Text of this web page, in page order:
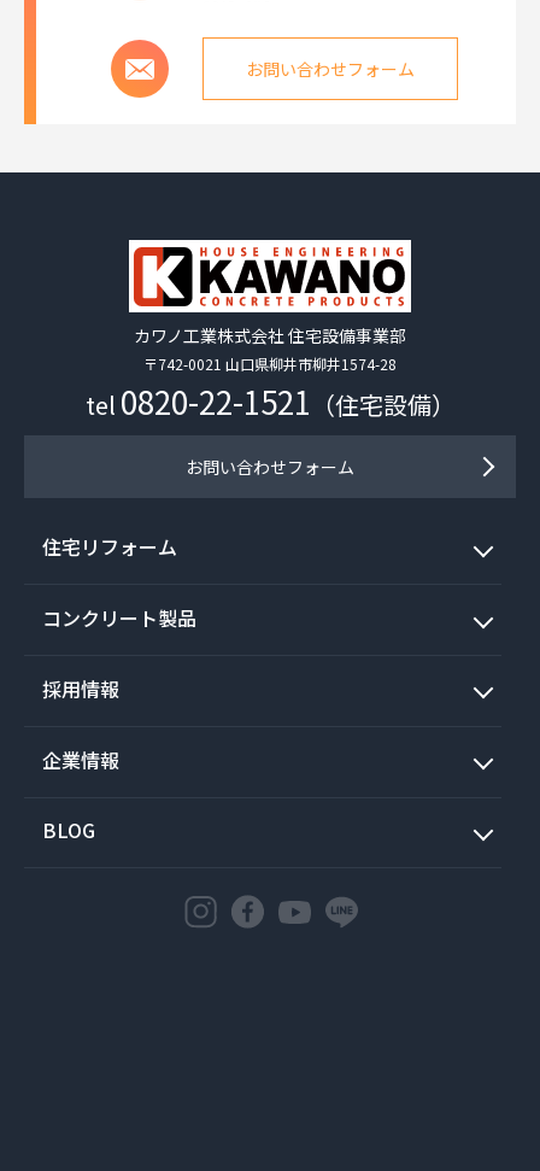
お問い合わせフォーム
カワノ工業株式会社 住宅設備事業部
〒742-0021 山口県柳井市柳井1574-28
tel 0820-22-1521 （住宅設備）
お問い合わせフォーム
住宅リフォーム
コンクリート製品
採用情報
企業情報
BLOG